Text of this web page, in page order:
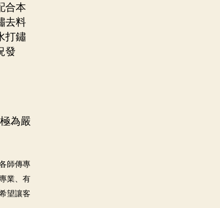
合本
去料
打鏽
發
為嚴
師傳專
業、有
望讓客